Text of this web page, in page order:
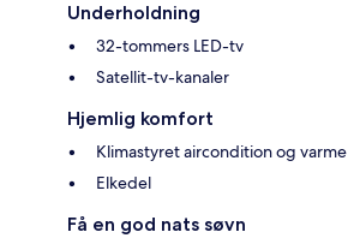
Underholdning
32-tommers LED-tv
Satellit-tv-kanaler
Hjemlig komfort
Klimastyret aircondition og varme
Elkedel
Få en god nats søvn